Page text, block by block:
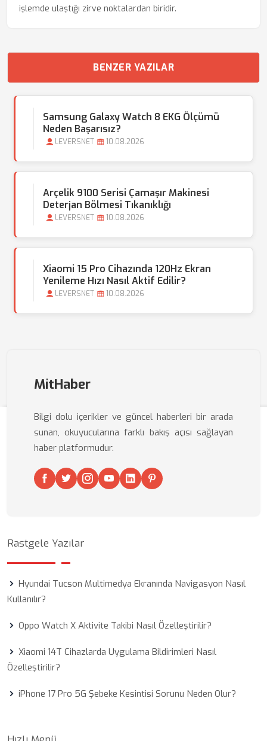
işlemde ulaştığı zirve noktalardan biridir.
BENZER YAZILAR
Samsung Galaxy Watch 8 EKG Ölçümü
Neden Başarısız?
LEVERSNET 10.08.2026
Arçelik 9100 Serisi Çamaşır Makinesi
Deterjan Bölmesi Tıkanıklığı
LEVERSNET 10.08.2026
Xiaomi 15 Pro Cihazında 120Hz Ekran
Yenileme Hızı Nasıl Aktif Edilir?
LEVERSNET 10.08.2026
MitHaber
Bilgi dolu içerikler ve güncel haberleri bir arada
sunan, okuyucularına farklı bakış açısı sağlayan
haber platformudur.
Rastgele Yazılar
Hyundai Tucson Multimedya Ekranında Navigasyon Nasıl
Kullanılır?
Oppo Watch X Aktivite Takibi Nasıl Özelleştirilir?
Xiaomi 14T Cihazlarda Uygulama Bildirimleri Nasıl
Özelleştirilir?
iPhone 17 Pro 5G Şebeke Kesintisi Sorunu Neden Olur?